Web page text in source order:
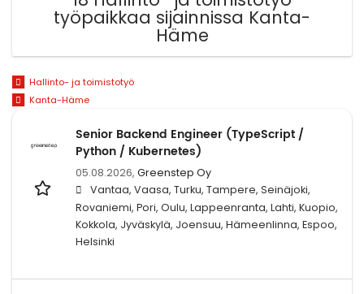
työpaikkaa sijainnissa Kanta-
Häme
Hallinto- ja toimistotyö
Kanta-Häme
Senior Backend Engineer (TypeScript /
Python / Kubernetes)
05.08.2026, Greenstep Oy
Vantaa, Vaasa, Turku, Tampere, Seinäjoki,
Rovaniemi, Pori, Oulu, Lappeenranta, Lahti, Kuopio,
Kokkola, Jyväskylä, Joensuu, Hämeenlinna, Espoo,
Helsinki